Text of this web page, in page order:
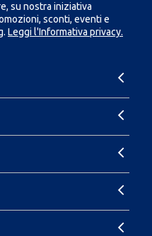
su nostra iniziativa
sconti, eventi e
Leggi l'Informativa privacy.